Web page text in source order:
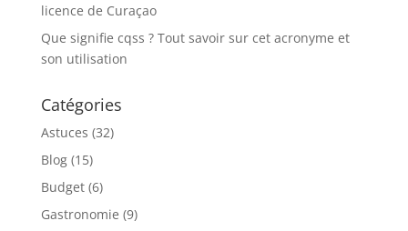
licence de Curaçao
Que signifie cqss ? Tout savoir sur cet acronyme et
son utilisation
Catégories
Astuces (32)
Blog(15)
Budget(6)
Gastronomie (9)